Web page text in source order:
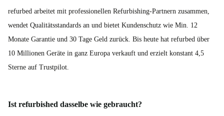
refurbed arbeitet mit professionellen Refurbishing-Partnern zusammen,
wendet Qualitätsstandards an und bietet Kundenschutz wie Min. 12
Monate Garantie und 30 Tage Geld zurück. Bis heute hat refurbed über
10 Millionen Geräte in ganz Europa verkauft und erzielt konstant 4,5
Sterne auf Trustpilot.
Ist refurbished dasselbe wie gebraucht?